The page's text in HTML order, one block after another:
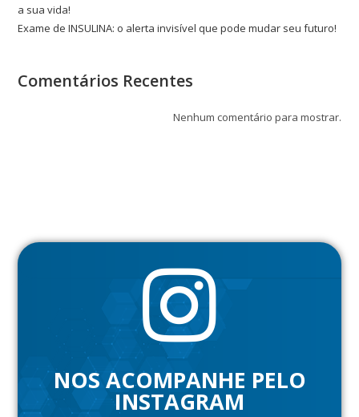
a sua vida!
Exame de INSULINA: o alerta invisível que pode mudar seu futuro!
Comentários Recentes
Nenhum comentário para mostrar.
NOS ACOMPANHE PELO
INSTAGRAM